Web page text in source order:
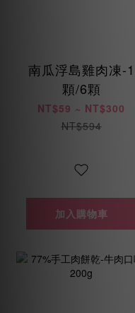
南瓜浮島雞肉凍-1
顆/6顆
NT$59 ~ NT$300
NT$594
加入購物車